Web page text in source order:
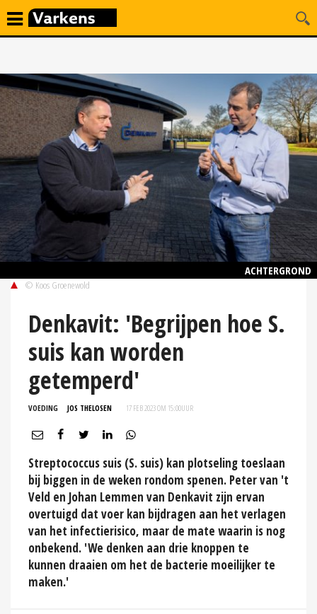
ACHTERGROND
© Koos Groenewold
Denkavit: 'Begrijpen hoe S.
suis kan worden
getemperd'
VOEDING JOS THELOSEN 17 FEB 2023 OM 15:00UUR
Streptococcus suis (S. suis) kan plotseling toeslaan
bij biggen in de weken rondom spenen. Peter van 't
Veld en Johan Lemmen van Denkavit zijn ervan
overtuigd dat voer kan bijdragen aan het verlagen
van het infectierisico, maar de mate waarin is nog
onbekend. 'We denken aan drie knoppen te
kunnen draaien om het de bacterie moeilijker te
maken.'